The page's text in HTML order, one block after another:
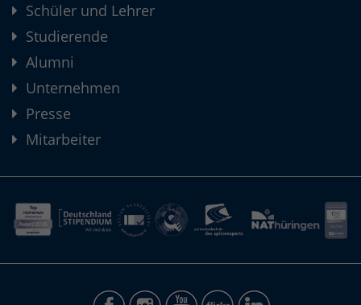
Schüler und Lehrer
Studierende
Alumni
Unternehmen
Presse
Mitarbeiter